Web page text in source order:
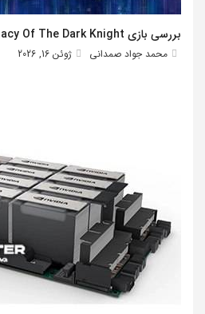
بررسی بازی Lego Batman : Legacy Of The Dark Knight
محمد جواد صمدانی ژوئن 16, 2026